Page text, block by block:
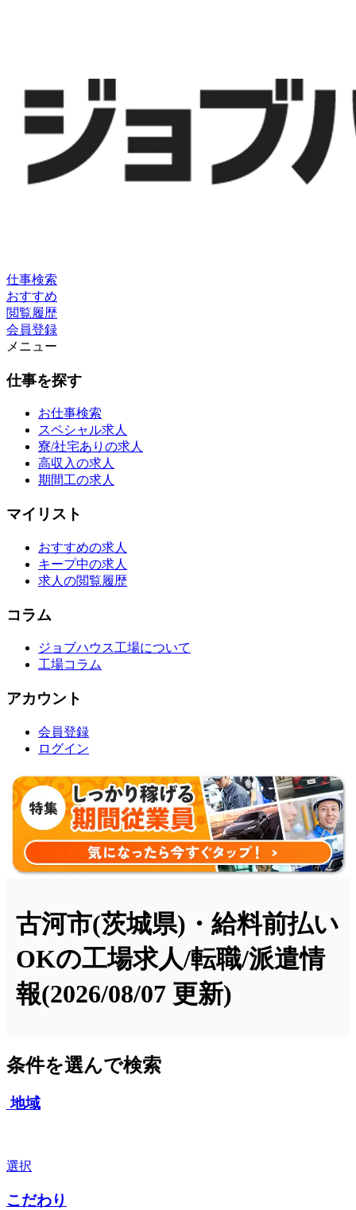
仕事検索
おすすめ
閲覧履歴
会員登録
メニュー
仕事を探す
お仕事検索
スペシャル求人
寮/社宅ありの求人
高収入の求人
期間工の求人
マイリスト
おすすめの求人
キープ中の求人
求人の閲覧履歴
コラム
ジョブハウス工場について
工場コラム
アカウント
会員登録
ログイン
古河市(茨城県)・給料前払い
OKの工場求人/転職/派遣情
報(2026/08/07 更新)
条件を選んで検索
地域
選択
こだわり